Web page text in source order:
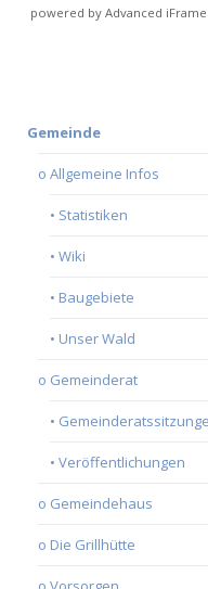
powered by Advanced iFrame
Gemeinde
o Allgemeine Infos
• Statistiken
• Wiki
• Baugebiete
• Unser Wald
o Gemeinderat
•
• Veröffentlichungen
o Gemeindehaus
o Die Grillhütte